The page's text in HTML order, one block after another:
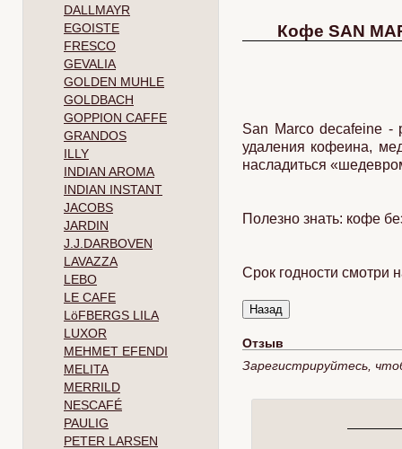
DALLMAYR
EGOISTE
FRESCO
GEVALIA
GOLDEN MUHLE
GOLDBACH
GOPPION CAFFE
GRANDOS
ILLY
INDIAN AROMA
INDIAN INSTANT
JACOBS
JARDIN
J.J.DARBOVEN
LAVAZZA
LEBO
LE CAFE
LöFBERGS LILA
LUXOR
MEHMET EFENDI
MELITA
MERRILD
NESCAFÉ
PAULIG
PETER LARSEN
Кофе SAN
San Marco decafeine -
удаления кофеина,
насладиться
Полезно знать: кофе
Срок годности смотри
Отзыв
Зарегистрируйтесь,